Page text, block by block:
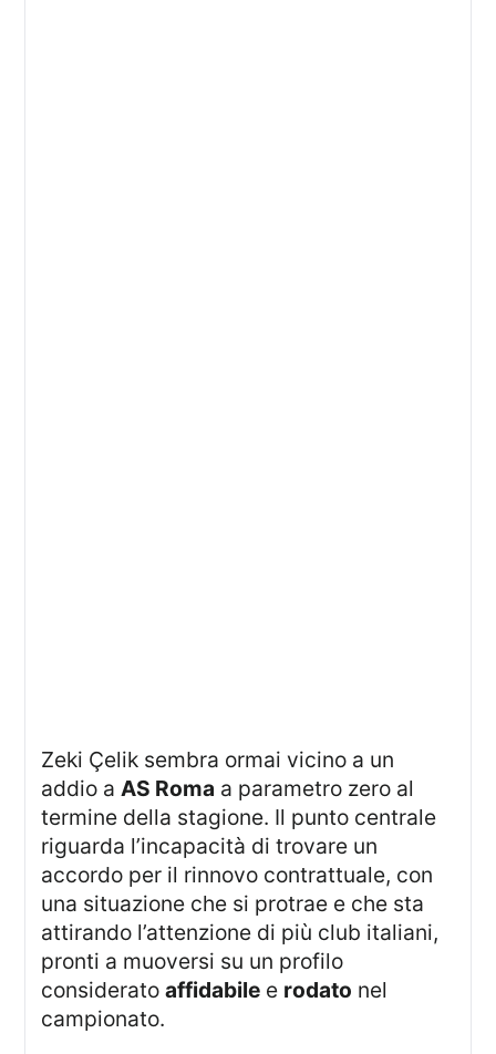
Zeki Çelik sembra ormai vicino a un
addio aAS Roma a parametro zero al
termine della stagione. Il punto centrale
riguarda l’incapacità di trovare un
accordo per il rinnovo contrattuale, con
una situazione che si protrae e che sta
attirando l’attenzione di più club italiani,
pronti a muoversi su un profilo
consideratoaffidabile e rodato nel
campionato.